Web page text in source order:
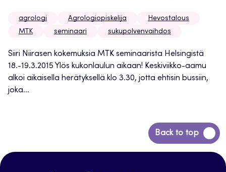
agrologi Agrologiopiskelija
Hevostalous
MTK
seminaari sukupolvenvaihdos
Siiri Niirasen kokemuksia MTK seminaarista Helsingistä
18.-19.3.2015 Ylös kukonlaulun aikaan! Keskiviikko-aamu
alkoi aikaisella herätyksellä klo 3.30, jotta ehtisin bussiin,
joka...
Back to top
Siirry
takaisin